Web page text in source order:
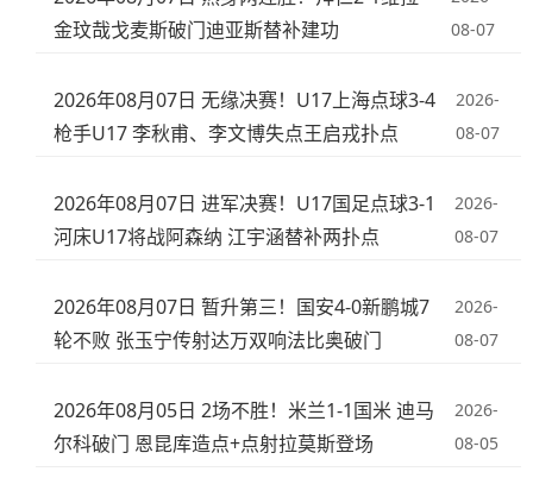
金玟哉戈麦斯破门迪亚斯替补建功
08-07
2026年08月07日 无缘决赛！U17上海点球3-4
枪手U17 李秋甫、李文博失点王启戎扑点
2026-
08-07
2026年08月07日 进军决赛！U17国足点球3-1
河床U17将战阿森纳 江宇涵替补两扑点
2026-
08-07
2026年08月07日 暂升第三！国安4-0新鹏城7
轮不败 张玉宁传射达万双响法比奥破门
2026-
08-07
2026年08月05日 2场不胜！米兰1-1国米 迪马
尔科破门 恩昆库造点+点射拉莫斯登场
2026-
08-05